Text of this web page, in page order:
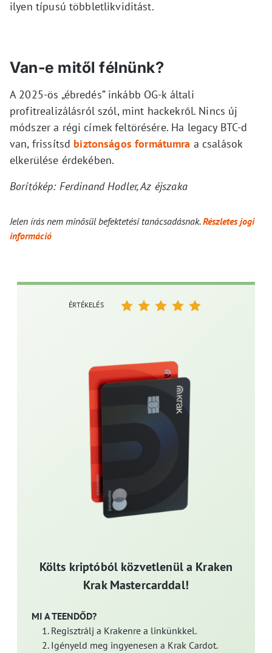
ilyen típusú többletlikviditást.
Van-e mitől félnünk?
A 2025-ös „ébredés” inkább OG-k általi
profitrealizálásról szól, mint hackekről. Nincs új
módszer a régi címek feltörésére. Ha legacy BTC-d
van, frissítsd biztonságos formátumra a csalások
elkerülése érdekében.
Borítókép: Ferdinand Hodler, Az éjszaka
Jelen írás nem minősül befektetési tanácsadásnak.Részletes jogi
információ
Költs kriptóból közvetlenül a Kraken
Krak Mastercarddal!
MI A TEENDŐD?
Regisztrálj a Krakenre a linkünkkel.
Igényeld meg ingyenesen a Krak Cardot.
ÉRTÉKELÉS